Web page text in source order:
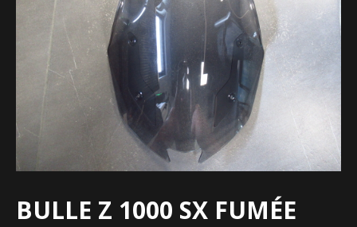
BULLE Z 1000 SX FUMÉE